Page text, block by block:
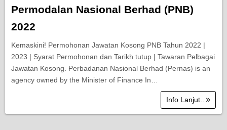
Permodalan Nasional Berhad (PNB)
2022
Kemaskini! Permohonan Jawatan Kosong PNB Tahun 2022 |
2023 | Syarat Permohonan dan Tarikh tutup | Tawaran Pelbagai
Jawatan Kosong. Perbadanan Nasional Berhad (Pernas) is an
agency owned by the Minister of Finance In…
Info Lanjut..